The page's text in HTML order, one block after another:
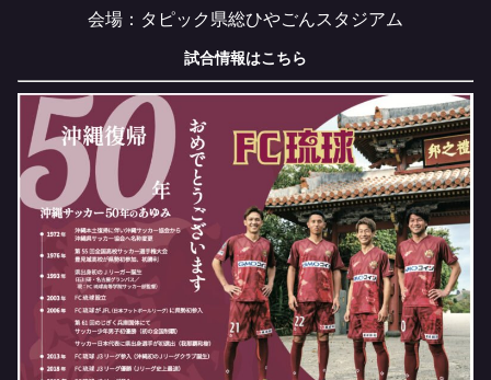
会場：タピック県総ひやごんスタジアム
試合情報はこちら